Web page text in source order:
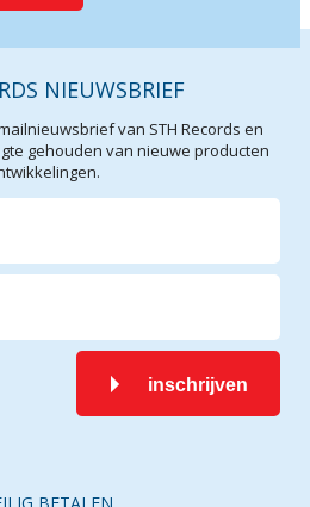
NIEUWSBRIEF
van STH Records en
gehouden van nieuwe producten
inschrijven